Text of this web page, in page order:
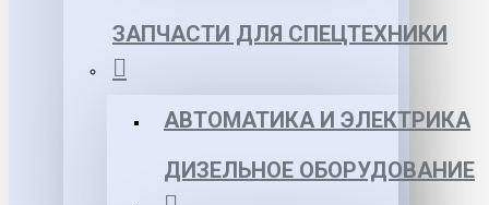
ЗАПЧАСТИ ДЛЯ СПЕЦТЕХНИКИ
АВТОМАТИКА И ЭЛЕКТРИКА
ДИЗЕЛЬНОЕ ОБОРУДОВАНИЕ